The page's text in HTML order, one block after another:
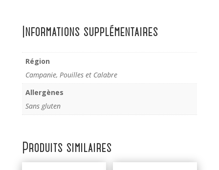
Informations supplémentaires
Région
Campanie, Pouilles et Calabre
Allergènes
Sans gluten
Produits similaires